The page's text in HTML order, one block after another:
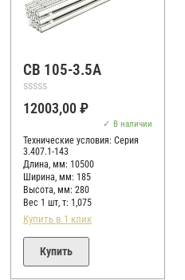
СВ 105-3.5А
Оценка
0
12003,00₽
В наличии
Технические условия: Серия
3.407.1-143
Длина, мм: 10500
Ширина, мм: 185
Высота, мм: 280
Вес 1 шт, т: 1,075
Купить в 1 клик
Купить